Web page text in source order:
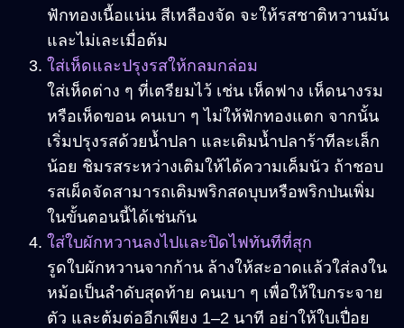
ฟักทองเนื้อแน่น สีเหลืองจัด จะให้รสชาติหวานมัน
และไม่เละเมื่อต้ม
ใส่เห็ดและปรุงรสให้กลมกล่อม
ใส่เห็ดต่าง ๆ ที่เตรียมไว้ เช่น เห็ดฟาง เห็ดนางรม
หรือเห็ดขอน คนเบา ๆ ไม่ให้ฟักทองแตก จากนั้น
เริ่มปรุงรสด้วยน้ำปลา และเติมน้ำปลาร้าทีละเล็ก
น้อย ชิมรสระหว่างเติมให้ได้ความเค็มนัว ถ้าชอบ
รสเผ็ดจัดสามารถเติมพริกสดบุบหรือพริกป่นเพิ่ม
ในขั้นตอนนี้ได้เช่นกัน
ใส่ใบผักหวานลงไปและปิดไฟทันทีที่สุก
รูดใบผักหวานจากก้าน ล้างให้สะอาดแล้วใส่ลงใน
หม้อเป็นลำดับสุดท้าย คนเบา ๆ เพื่อให้ใบกระจาย
ตัว และต้มต่ออีกเพียง 1–2 นาที อย่าให้ใบเปื่อย